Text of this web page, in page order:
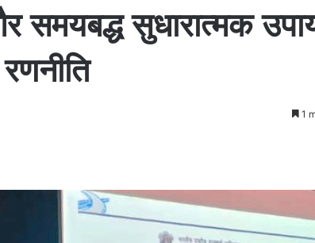
समयबद्ध सुधारात्मक
1